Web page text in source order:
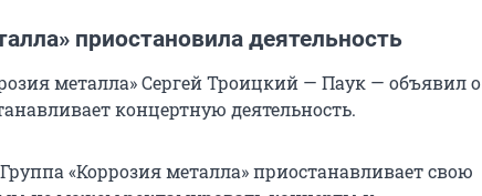
приостановила деятельность
металла» Сергей Троицкий — Паук — объявил о
концертную деятельность.
«Коррозия металла» приостанавливает свою